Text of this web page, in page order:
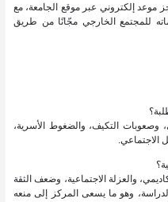
موعد إلكتروني عبر موقع الجامعة، مع
للمجتمع الخارجي مجّانًا من طريق
وصعوبات التكيف، والضغوط الأسرية،
الاجتماعي.
والعزلة الاجتماعية، وضعف الثقة
وهو ما يسعى المركز إلى منعه